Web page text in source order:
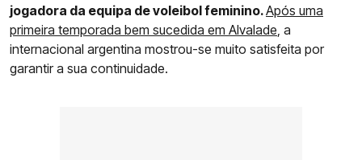
jogadora da equipa de voleibol feminino.Após uma
primeira temporada bem sucedida em Alvalade , a
internacional argentina mostrou-se muito satisfeita por
garantir a sua continuidade.